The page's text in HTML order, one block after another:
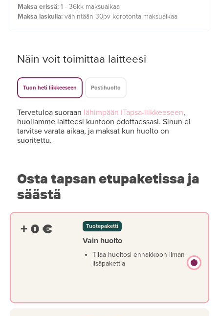
Maksa erissä: 1 - 36kk maksuaikaa
Maksa laskulla: vähintään 30pv korotonta maksuaikaa
Näin voit toimittaa laitteesi
Tuon heti liikkeeseen Postihuolto
Tervetuloa suoraan lähimpään iTapsa-liikkeeseen,
huollamme laitteesi kuntoon odottaessasi. Sinun ei
tarvitse varata aikaa, ja maksat kun huolto on
suoritettu.
Osta tapsan etupaketissa ja
säästä
+ 0 € Tuotepaketti
Vain huolto
Tilaa huoltosi ennakkoon ilman
lisäpakettia